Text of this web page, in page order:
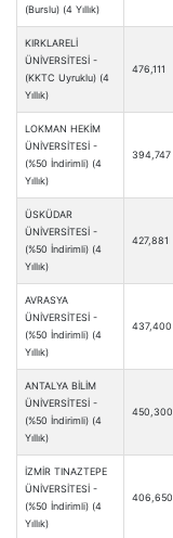
(Burslu) (4 Yıllık)
KIRKLARELİ
ÜNİVERSİTESİ -
(KKTC Uyruklu) (4
Yıllık)
476,111
LOKMAN HEKİM
ÜNİVERSİTESİ -
(%50 İndirimli) (4
Yıllık)
394,747
ÜSKÜDAR
ÜNİVERSİTESİ -
(%50 İndirimli) (4
Yıllık)
427,881
AVRASYA
ÜNİVERSİTESİ -
(%50 İndirimli) (4
Yıllık)
437,400
ANTALYA BİLİM
ÜNİVERSİTESİ -
(%50 İndirimli) (4
Yıllık)
450,300
İZMİR TINAZTEPE
ÜNİVERSİTESİ -
(%50 İndirimli) (4
Yıllık)
406,650